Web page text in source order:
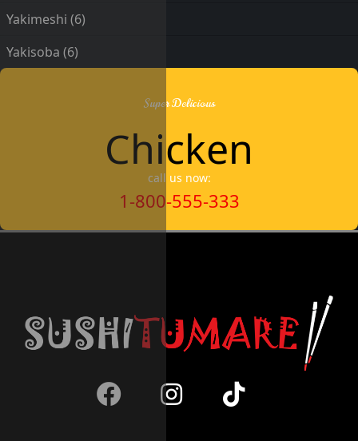
Yakimeshi (6)
Yakisoba (6)
Super Delicious
Chicken
call us now:
1-800-555-333